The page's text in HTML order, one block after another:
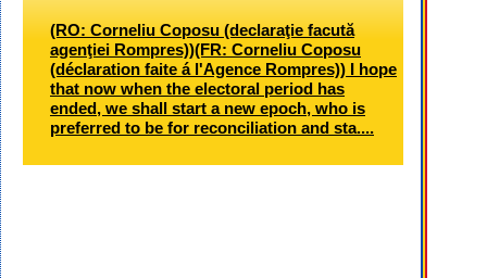
(RO: Corneliu Coposu (declaraţie facută
agenţiei Rompres))(FR: Corneliu Coposu
(déclaration faite á l'Agence Rompres)) I hope
that now when the electoral period has
ended, we shall start a new epoch, who is
preferred to be for reconciliation and sta....